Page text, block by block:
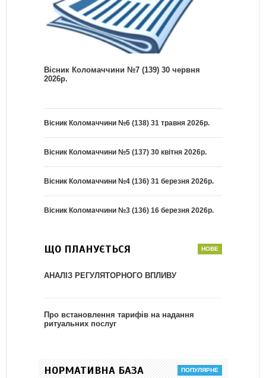
Вісник Коломаччини №7 (139) 30 червня
2026р.
Вісник Коломаччини №6 (138) 31 травня 2026р.
Вісник Коломаччини №5 (137) 30 квітня 2026р.
Вісник Коломаччини №4 (136) 31 березня 2026р.
Вісник Коломаччини №3 (136) 16 березня 2026р.
ЩО ПЛАНУЄТЬСЯ
АНАЛІЗ РЕГУЛЯТОРНОГО ВПЛИВУ
Про встановлення тарифів на надання
ритуальних послуг
НОРМАТИВНА БАЗА